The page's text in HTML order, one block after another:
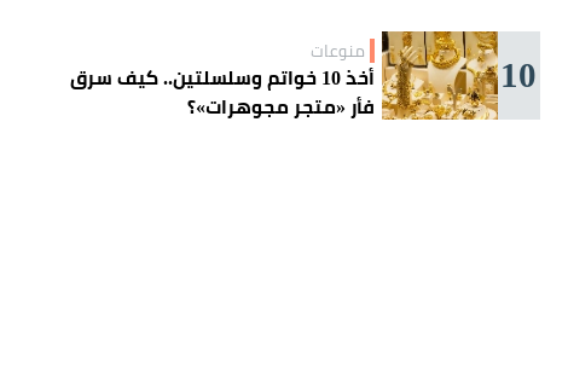
10 منوعات
أخذ 10 خواتم وسلسلتين.. كيف سرق
فأر «متجر مجوهرات»؟